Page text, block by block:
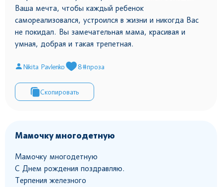
Ваша мечта, чтобы каждый ребенок
самореализовался, устроился в жизни и никогда Вас
не покидал. Вы замечательная мама, красивая и
умная, добрая и такая трепетная.
Nikita Pavlenko 8#проза
Скопировать
Мамочку многодетную
Мамочку многодетную
С Днем рождения поздравляю.
Терпения железного